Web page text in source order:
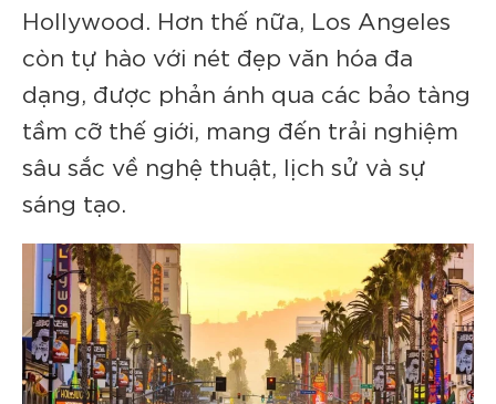
Hollywood. Hơn thế nữa, Los Angeles
còn tự hào với nét đẹp văn hóa đa
dạng, được phản ánh qua các bảo tàng
tầm cỡ thế giới, mang đến trải nghiệm
sâu sắc về nghệ thuật, lịch sử và sự
sáng tạo.